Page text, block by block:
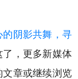
阴影共舞，寻
，更多新媒体
文章或继续浏览